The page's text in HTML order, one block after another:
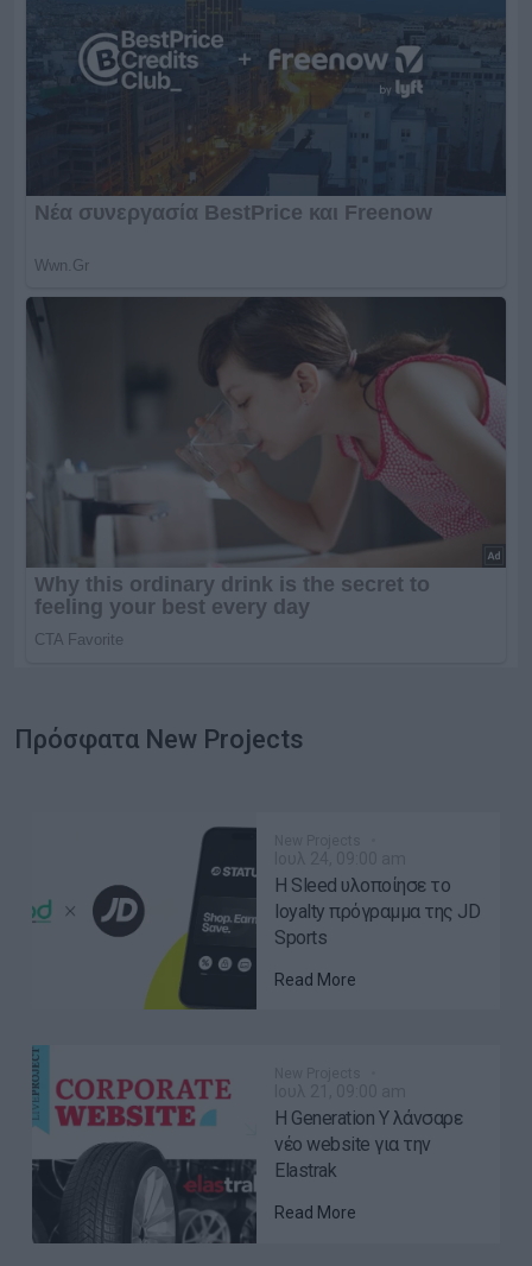
Πρόσφατα New Projects
Η Sleed υλοποίησε το
loyalty πρόγραμμα της JD
Sports
Read More
H Generation Y λάνσαρε
νέο website για την
Elastrak
Read More